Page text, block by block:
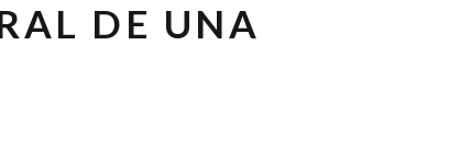
DE UNA